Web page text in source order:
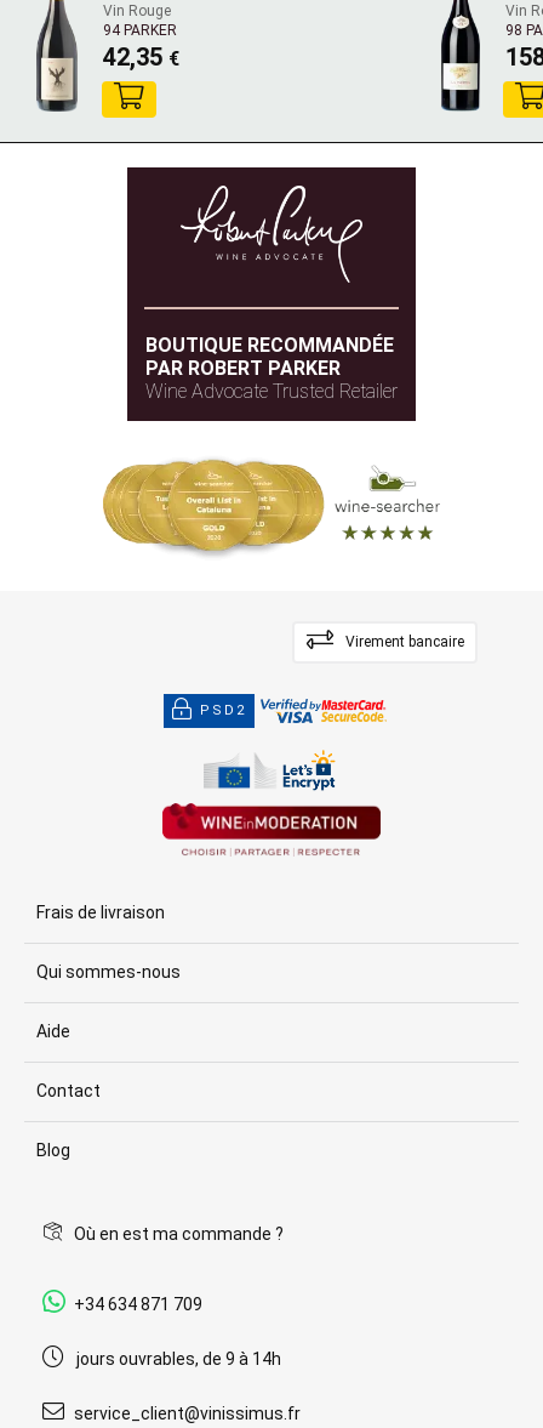
Vin Rouge
94 PARKER
42,35 €
Vin
98
BOUTIQUE RECOMMANDÉE
PAR ROBERT PARKER
Wine Advocate Trusted Retailer
Virement bancaire
PSD2
Frais de livraison
Qui sommes-nous
Aide
Contact
Blog
Où en est ma commande ?
+34 634 871 709
jours ouvrables, de 9 à 14h
service_client@vinissimus.fr